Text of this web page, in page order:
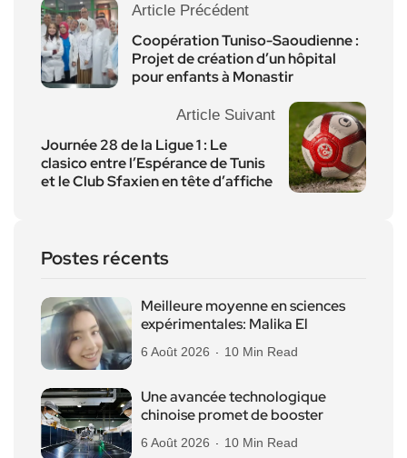
Article Précédent
Coopération Tuniso-Saoudienne :
Projet de création d’un hôpital
pour enfants à Monastir
Article Suivant
Journée 28 de la Ligue 1 : Le
clasico entre l’Espérance de Tunis
et le Club Sfaxien en tête d’affiche
Postes récents
Meilleure moyenne en sciences
expérimentales: Malika El
6 Août 2026 10 Min Read
Une avancée technologique
chinoise promet de booster
6 Août 2026 10 Min Read